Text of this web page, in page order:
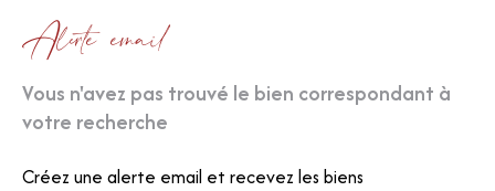
Alerte email
Vous n'avez pas trouvé le bien correspondant à
votre recherche
Créez une alerte email et recevez les biens